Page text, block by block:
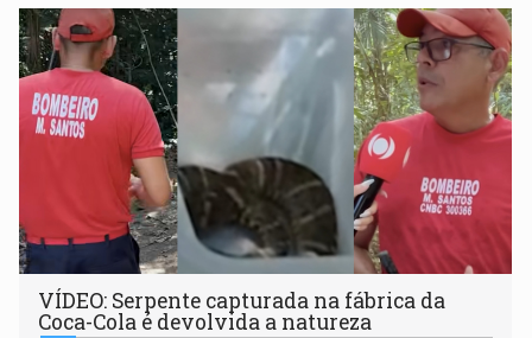
VÍDEO: Serpente capturada na fábrica da
Coca-Cola é devolvida a natureza